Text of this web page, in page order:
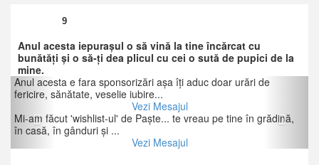
9
Anul acesta iepuraşul o să vină la tine încărcat cu
bunătăţi şi o să-ţi dea plicul cu cei o sută de pupici de la
mine.
Anul acesta e fara sponsorizări aşa îţi aduc doar urări de
fericire, sănătate, veselie iubire...
Vezi Mesajul
Mi-am făcut 'wishlist-ul' de Paşte... te vreau pe tine în grădină,
în casă, în gânduri şi ...
Vezi Mesajul
Previous